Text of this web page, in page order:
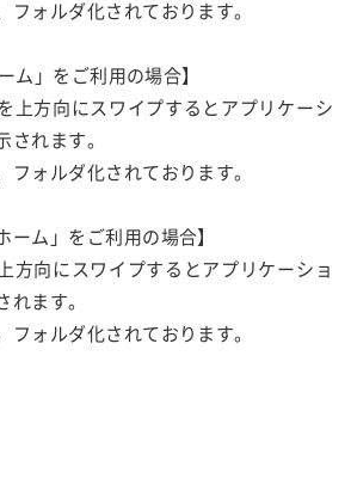
フォルダ化されております。
ム」をご利用の場合】
上方向にスワイプするとアプリケーシ
されます。
フォルダ化されております。
ーム」をご利用の場合】
方向にスワイプするとアプリケーショ
れます。
フォルダ化されております。